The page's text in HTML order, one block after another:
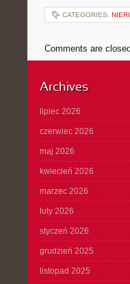
CATEGORIES:
Comments are
Archives
lipiec 2026
czerwiec 2026
maj 2026
kwiecień 2026
marzec 2026
luty 2026
styczeń 2026
grudzień 2025
listopad 2025